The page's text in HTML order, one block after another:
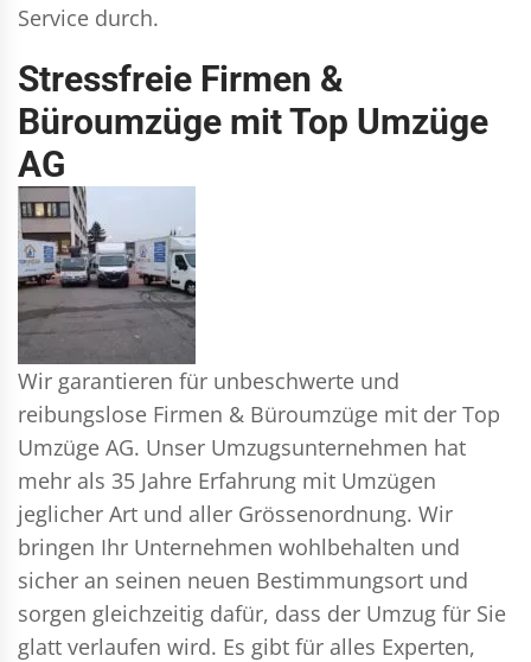
Service durch.
Stressfreie Firmen &
Büroumzüge mit Top Umzüge
AG
Wir garantieren für unbeschwerte und
reibungslose Firmen & Büroumzüge mit der Top
Umzüge AG. Unser Umzugsunternehmen hat
mehr als 35 Jahre Erfahrung mit Umzügen
jeglicher Art und aller Grössenordnung. Wir
bringen Ihr Unternehmen wohlbehalten und
sicher an seinen neuen Bestimmungsort und
sorgen gleichzeitig dafür, dass der Umzug für Sie
glatt verlaufen wird. Es gibt für alles Experten,